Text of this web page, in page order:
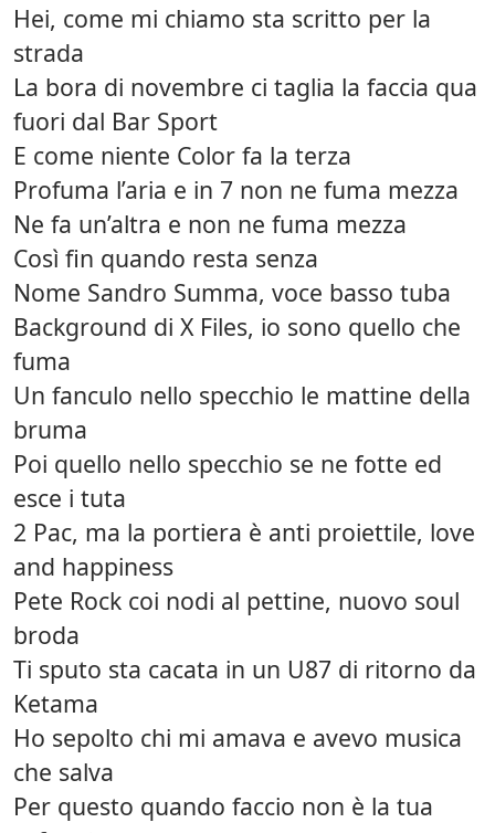
Hei, come mi chiamo sta scritto per la
strada
La bora di novembre ci taglia la faccia qua
fuori dal Bar Sport
E come niente Color fa la terza
Profuma l’aria e in 7 non ne fuma mezza
Ne fa un’altra e non ne fuma mezza
Così fin quando resta senza
Nome Sandro Summa, voce basso tuba
Background di X Files, io sono quello che
fuma
Un fanculo nello specchio le mattine della
bruma
Poi quello nello specchio se ne fotte ed
esce i tuta
2 Pac, ma la portiera è anti proiettile, love
and happiness
Pete Rock coi nodi al pettine, nuovo soul
broda
Ti sputo sta cacata in un U87 di ritorno da
Ketama
Ho sepolto chi mi amava e avevo musica
che salva
Per questo quando faccio non è la tua